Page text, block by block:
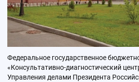
Федеральное государственное
«Консультативно-диагностический
Управления делами Президента